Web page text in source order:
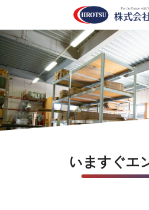
いますぐエ